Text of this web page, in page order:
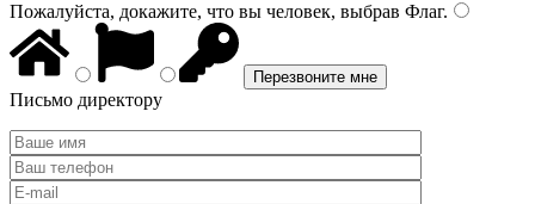
Пожалуйста, докажите, что вы человек, выбрав Флаг.
Письмо директору